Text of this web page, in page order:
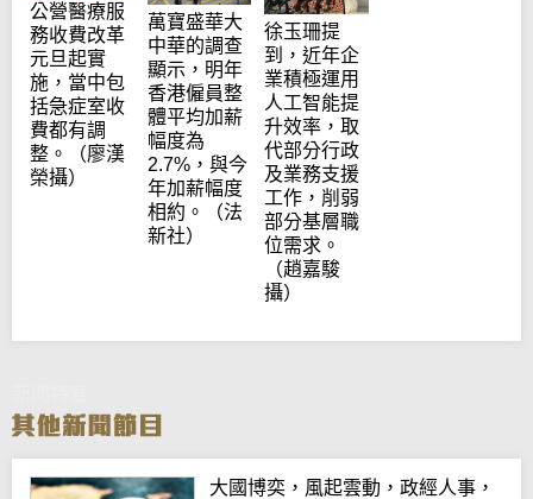
公營醫療服
務收費改革
元旦起實
施，當中包
括急症室收
費都有調
整。（廖漢
榮攝）
萬寶盛華大
中華的調查
顯示，明年
香港僱員整
體平均加薪
幅度為
2.7%，與今
年加薪幅度
相約。（法
新社）
徐玉珊提
到，近年企
業積極運用
人工智能提
升效率，取
代部分行政
及業務支援
工作，削弱
部分基層職
位需求。
（趙嘉駿
攝）
大國博奕，風起雲動，政經人事，